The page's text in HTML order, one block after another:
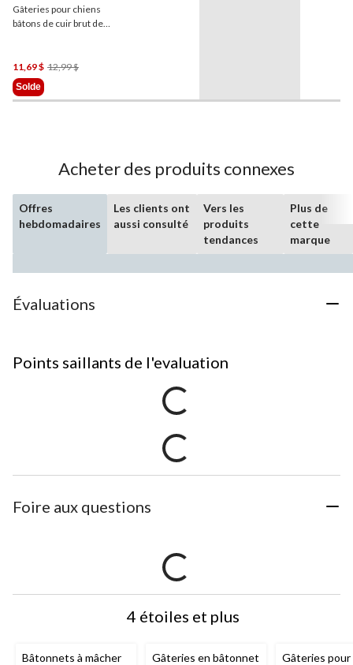
Gâteries pour chiens
bâtons de cuir brut de
11,69 $ 12,99 $Prix
12,99 $
Solde
Acheter des produits connexes
Offres
hebdomadaires
Les clients ont
aussi consulté
Vers les
produits
tendances
Plus de
cette
marque
Évaluations
Points saillants de l'evaluation
Foire aux questions
4 étoiles et plus
Bâtonnets à mâcher
Gâteries en bâtonnet
Gâteries pour